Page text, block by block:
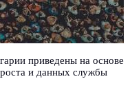
приведены на основе
и данных службы